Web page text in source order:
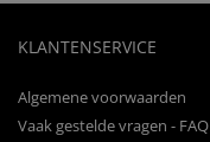
KLANTENSERVICE
Algemene voorwaarden
Vaak gestelde vragen - FAQ